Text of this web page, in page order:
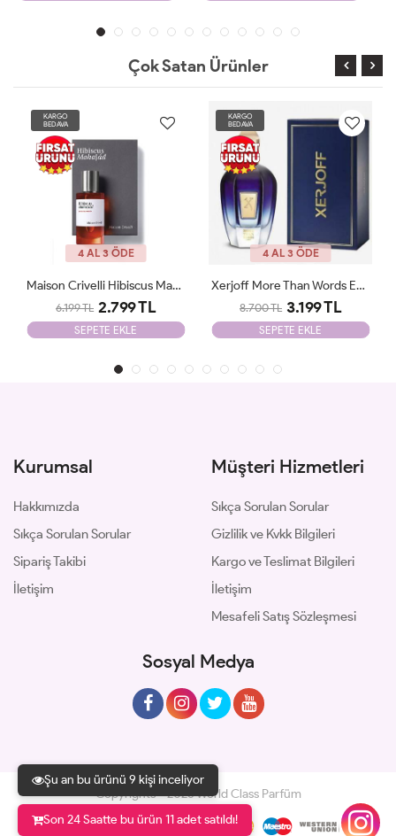
Şu an bu ürünü 9 kişi inceliyor
Son 24 Saatte bu ürün 11 adet satıldı!
Çok Satan Ürünler
KARGO
BEDAVA
4 AL 3 ÖDE
Xerjoff More Than Words EDP 100 Ml Parfüm ARC JLT Unisex
8.700 TL 3.199 TL
SEPETE EKLE
KARGO
BEDAVA
4 AL 3 ÖDE
Vanilla Powder MATİERE PREMİERE 100ml JLT
8.700 TL 2.780 TL
SEPETE EKLE
Kurumsal
Hakkımızda
Sıkça Sorulan Sorular
Sipariş Takibi
İletişim
Müşteri Hizmetleri
Sıkça Sorulan Sorular
Gizlilik ve Kvkk Bilgileri
Kargo ve Teslimat Bilgileri
İletişim
Mesafeli Satış Sözleşmesi
Sosyal Medya
Copyrights © 2026 World Class Parfüm